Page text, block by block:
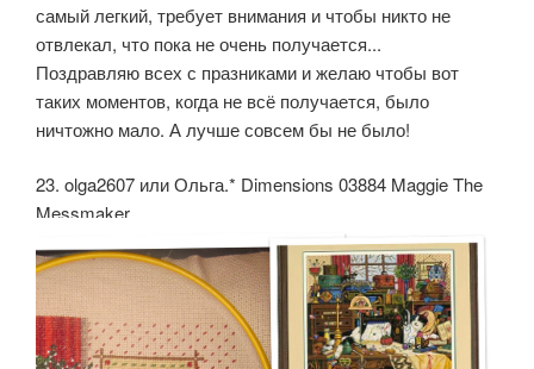
самый легкий, требует внимания и чтобы никто не
отвлекал, что пока не очень получается...
Поздравляю всех с празниками и желаю чтобы вот
таких моментов, когда не всё получается, было
ничтожно мало. А лучше совсем бы не было!
23. olga2607 или Ольга.* Dimensions 03884 Maggie The
Messmaker.